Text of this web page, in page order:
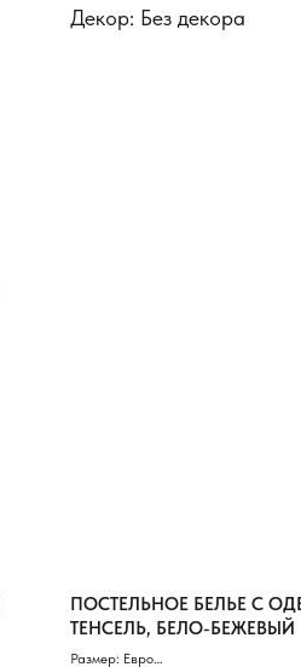
Декор: Без декора
ПОСТЕЛЬНОЕ БЕЛЬЕ С
ТЕНСЕЛЬ, БЕЛО-БЕЖЕВЫЙ
Размер: Евро